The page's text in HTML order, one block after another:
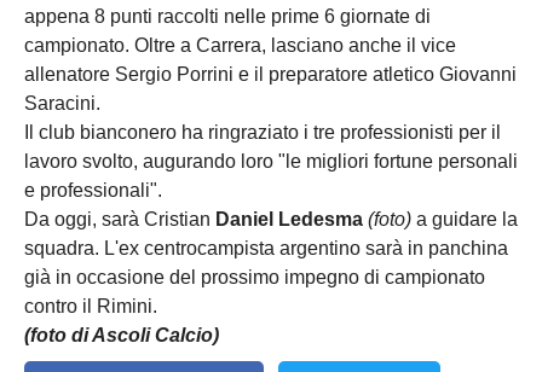
appena 8 punti raccolti nelle prime 6 giornate di
campionato. Oltre a Carrera, lasciano anche il vice
allenatore Sergio Porrini e il preparatore atletico Giovanni
Saracini.
Il club bianconero ha ringraziato i tre professionisti per il
lavoro svolto, augurando loro "le migliori fortune personali
e professionali".
Da oggi, sarà Cristian Daniel Ledesma (foto) a guidare la
squadra. L'ex centrocampista argentino sarà in panchina
già in occasione del prossimo impegno di campionato
contro il Rimini.
(foto di Ascoli Calcio)